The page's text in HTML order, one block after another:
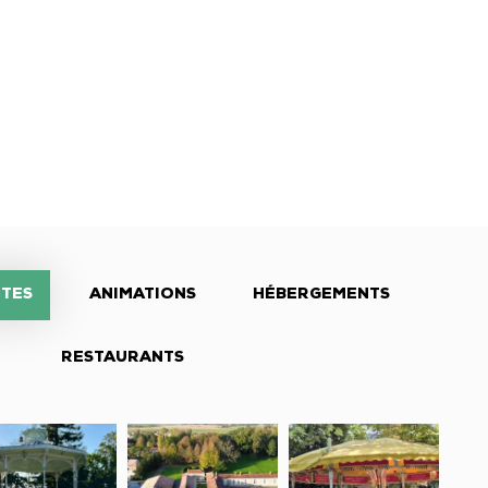
ANIMATIONS HÉBERGEMENTS
RESTAURANTS
Distillerie
Vrignaud
Manège,
Carrousel